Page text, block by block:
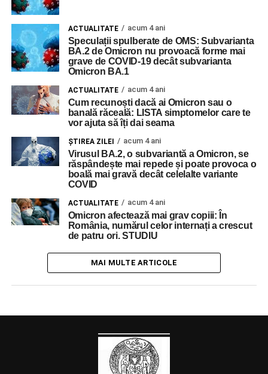
ACTUALITATE acum 4 ani
Speculații spulberate de OMS: Subvarianta
BA.2 de Omicron nu provoacă forme mai
grave de COVID-19 decât subvarianta
Omicron BA.1
ACTUALITATE acum 4 ani
Cum recunoști dacă ai Omicron sau o
banală răceală: LISTA simptomelor care te
vor ajuta să îți dai seama
ŞTIREA ZILEI acum 4 ani
Virusul BA.2, o subvariantă a Omicron, se
răspândește mai repede și poate provoca o
boală mai gravă decât celelalte variante
COVID
ACTUALITATE acum 4 ani
Omicron afectează mai grav copiii: În
România, numărul celor internați a crescut
de patru ori. STUDIU
MAI MULTE ARTICOLE